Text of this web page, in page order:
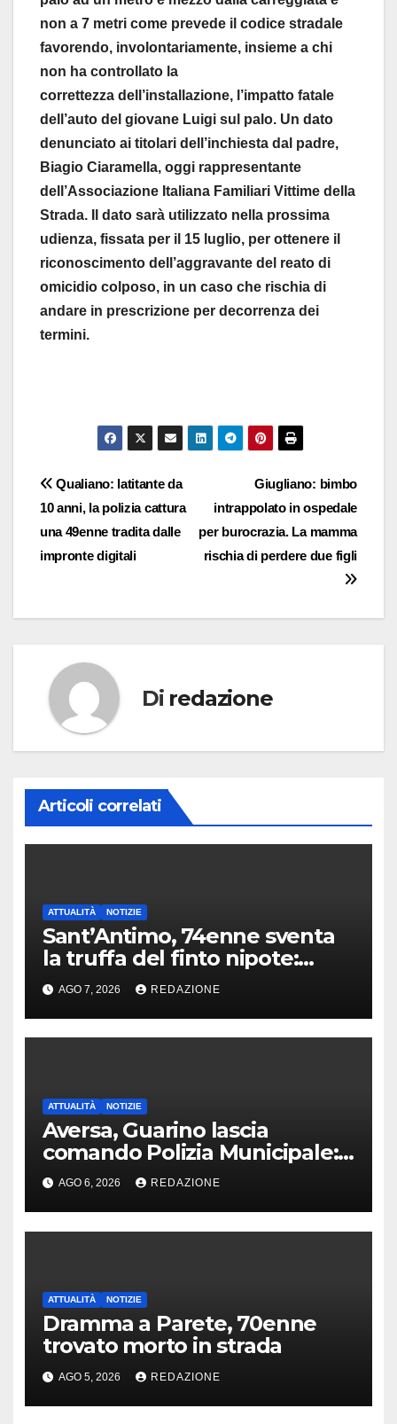
non a 7 metri come prevede il codice stradale
favorendo, involontariamente, insieme a chi
non ha controllato la
correttezza dell’installazione, l’impatto fatale
dell’auto del giovane Luigi sul palo. Un dato
denunciato ai titolari dell’inchiesta dal padre,
Biagio Ciaramella, oggi rappresentante
dell’Associazione Italiana Familiari Vittime della
Strada. Il dato sarà utilizzato nella prossima
udienza, fissata per il 15 luglio, per ottenere il
riconoscimento dell’aggravante del reato di
omicidio colposo, in un caso che rischia di
andare in prescrizione per decorrenza dei
termini.
Navigazione
articoli
Giugliano: bimbo
intrappolato in ospedale
per burocrazia. La mamma
rischia di perdere due figli
Qualiano: latitante da
10 anni, la polizia cattura
una 49enne tradita dalle
impronte digitali
Di redazione
Articoli correlati
ATTUALITÀ NOTIZIE
Sant’Antimo, 74enne sventa
la truffa del finto nipote:
denunciato un 16enne
AGO 7, 2026 REDAZIONE
ATTUALITÀ NOTIZIE
Aversa, Guarino lascia
comando Polizia Municipale:
arriva Nacar
AGO 6, 2026 REDAZIONE
ATTUALITÀ NOTIZIE
Dramma a Parete, 70enne
trovato morto in strada
AGO 5, 2026 REDAZIONE